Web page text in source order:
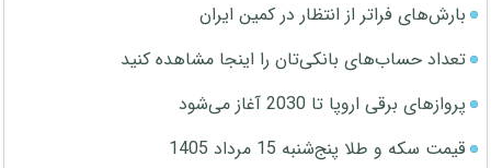
بارش‌های فراتر از انتظار در کمین ایران
تعداد حساب‌های بانکی‌تان را اینجا مشاهده کنید
پروازهای برقی اروپا تا 2030 آغاز می‌شود
قیمت سکه و طلا پنج‌شنبه 15 مرداد 1405